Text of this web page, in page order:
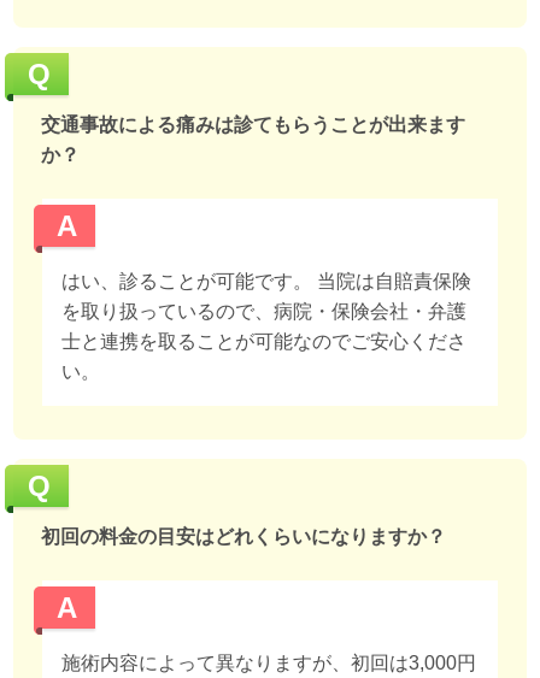
Q
交通事故による痛みは診てもらうことが出来ます
か？
A
はい、診ることが可能です。 当院は自賠責保険
を取り扱っているので、病院・保険会社・弁護
士と連携を取ることが可能なのでご安心くださ
い。
Q
初回の料金の目安はどれくらいになりますか？
A
施術内容によって異なりますが、初回は3,000円